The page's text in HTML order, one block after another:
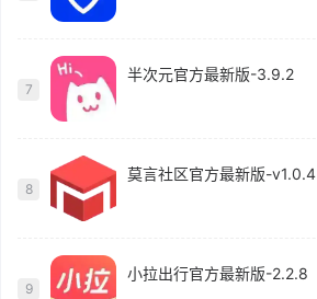
7
半次元官方最新版-3.9.2
8
莫言社区官方最新版-v1.0.4
9
小拉出行官方最新版-2.2.8